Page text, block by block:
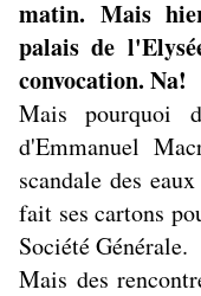
matin. Mais
palais de
convocation. Na!
Mais pourquoi
d'Emmanuel
scandale des
fait ses cartons
Société Générale.
Mais des